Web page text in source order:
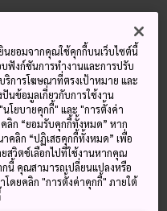
รือขี่จักรยาน
จุดน่าสนใจตาม
ทั้งปี
นยอมจากคุณใช้คุกกี้บนเว็บไซต์นี้
ฟังก์ชันการทำงานและการปรับ
ริการโฆษณาที่ตรงเป้าหมาย และ
นข้อมูลเกี่ยวกับการใช้งาน
โยบายคุกกี้" และ "การตั้งค่า
ลิก “ยอมรับคุกกี้ทั้งหมด” หาก
คลิก “ปฏิเสธคุกกี้ทั้งหมด” เพื่อ
สวิตช์เลือกไปที่ใช้งานหากคุณ
นี้ คุณสามารถเปลี่ยนแปลงหรือ
ดยคลิก "การตั้งค่าคุกกี้" ภายใต้